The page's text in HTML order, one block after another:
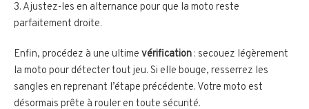
3. Ajustez-les en alternance pour que la moto reste
parfaitement droite.
Enfin, procédez à une ultime vérification : secouez légèrement
la moto pour détecter tout jeu. Si elle bouge, resserrez les
sangles en reprenant l’étape précédente. Votre moto est
désormais prête à rouler en toute sécurité.